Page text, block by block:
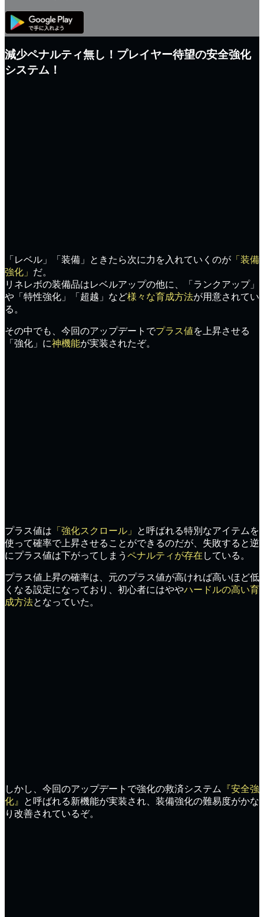
減少ペナルティ無し！プレイヤー待望の安全強化
システム！
「レベル」「装備」 ときたら次に力を入れていくのが 「装備
強化」 だ。
リネレボの装備品はレベルアップの他に、
「ランクアップ」
や 「特性強化」「超越」 など様々な育成方法が用意されてい
る。
その中でも、今回のアップデートでプラス値を上昇させる
「強化」 に神機能が実装されたぞ。
プラス値は 「強化スクロール」
と呼ばれる特別なアイテムを
使って確率で上昇させる ことができるのだが、失敗すると逆
にプラス値は下がってしまう ペナルティが存在 している。
プラス値上昇の確率は、元のプラス値が高ければ高いほど低
くなる設定になっており、初心者にはややハードルの高い育
成方法となっていた。
しかし、今回のアップデートで強化の救済システム
『安全強
化』
と呼ばれる新機能が実装され、 装備強化の難易度がかな
り改善されているぞ。